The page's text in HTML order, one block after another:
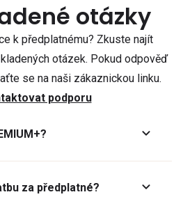
otázky
k předplatnému? Zkuste najít
otázek. Pokud odpověď
se na naši zákaznickou linku.
podporu
za předplatné?